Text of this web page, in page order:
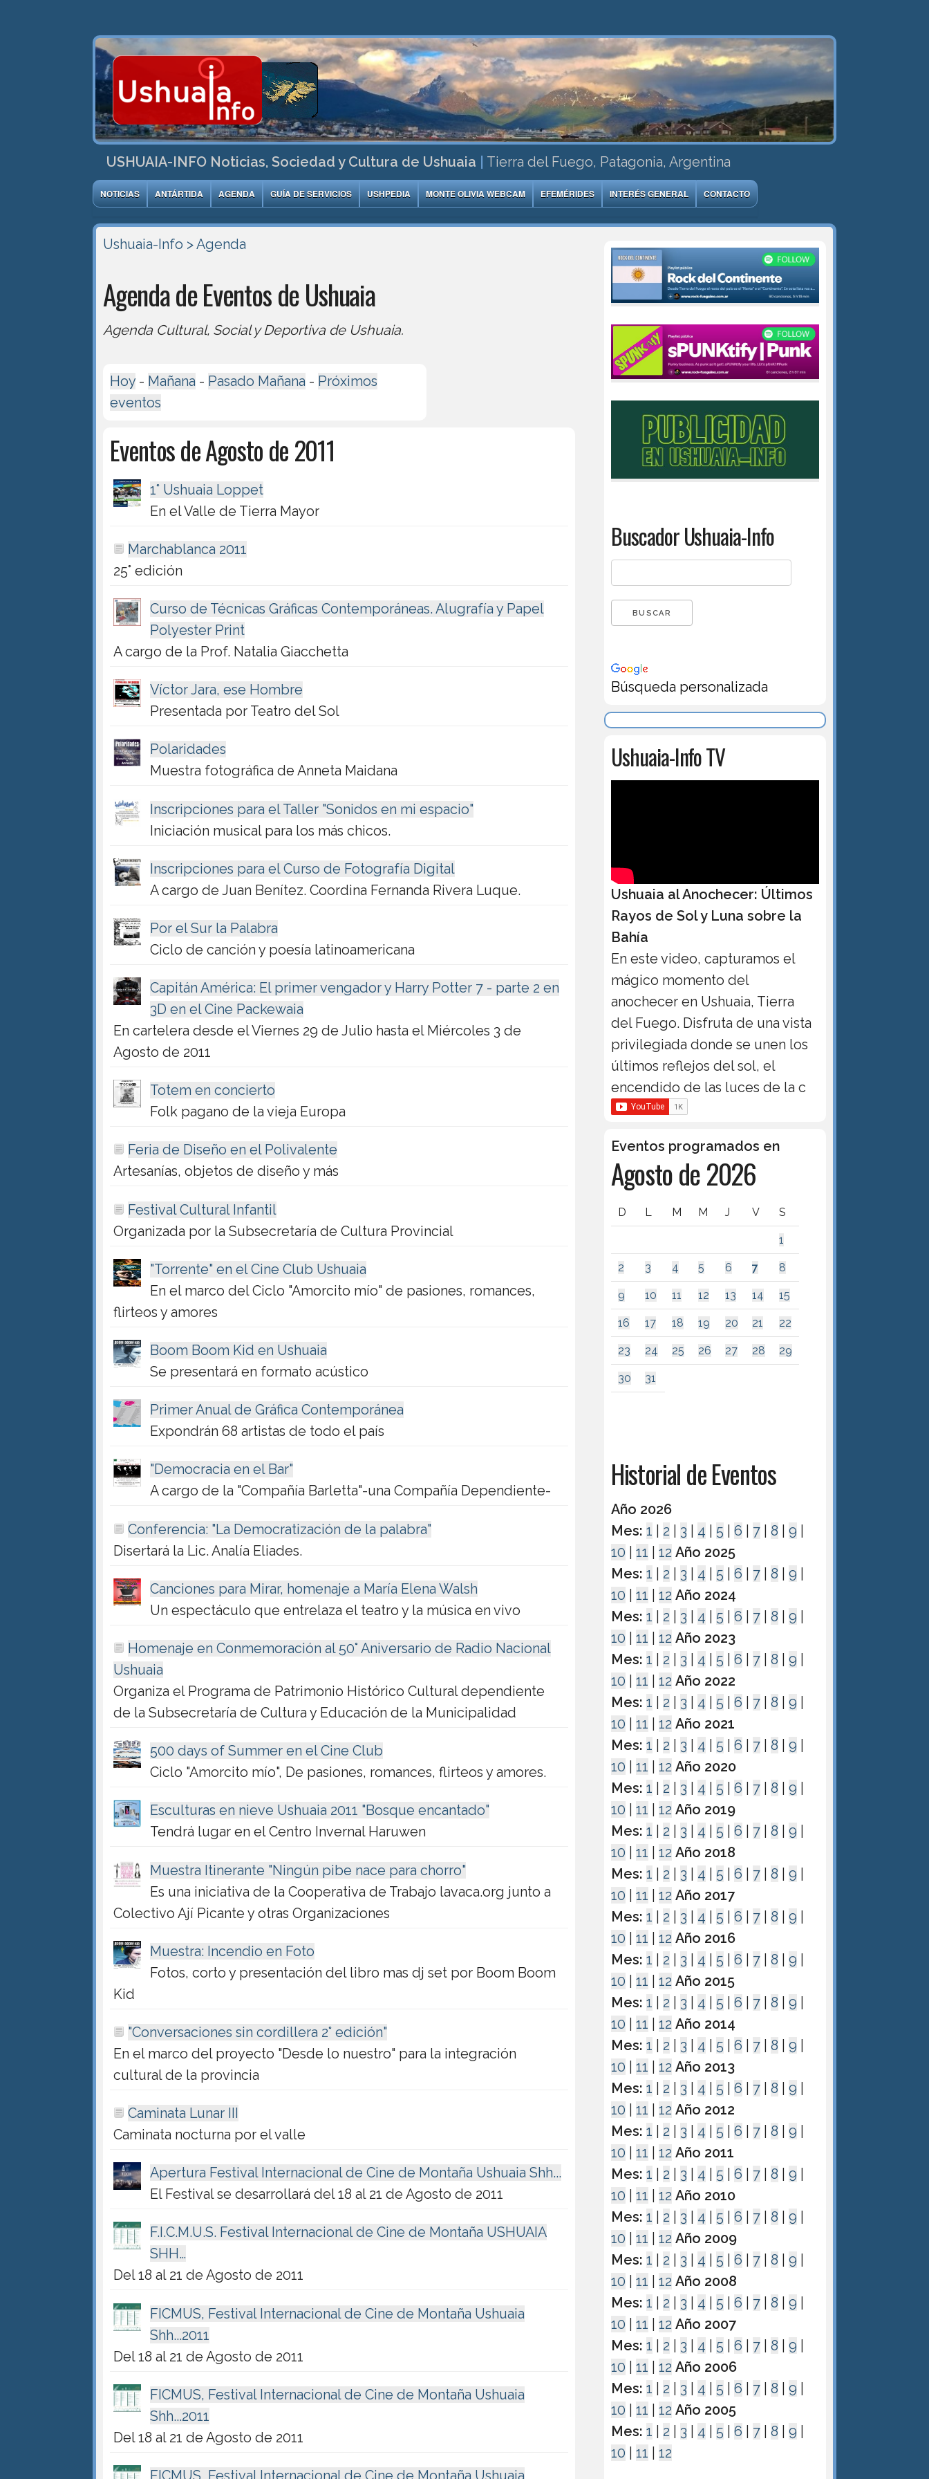
USHUAIA-INFO Noticias, Sociedad y Cultura de Ushuaia Tierra del Fuego, Patagonia, Argentina
NOTICIAS ANTÁRTIDA AGENDA GUÍA DE SERVICIOS USHPEDIA MONTE OLIVIA WEBCAM EFEMÉRIDES INTERÉS GENERAL CONTACTO
Ushuaia-Info > Agenda
Agenda de Eventos de Ushuaia
Agenda Cultural, Social y Deportiva de Ushuaia.
Hoy - Mañana - Pasado Mañana - Próximos
eventos
Eventos de Agosto de 2011
1° Ushuaia Loppet
En el Valle de Tierra Mayor
Marchablanca 2011
25° edición
Curso de Técnicas Gráficas Contemporáneas. Alugrafía y Papel
Polyester Print
A cargo de la Prof. Natalia Giacchetta
Víctor Jara, ese Hombre
Presentada por Teatro del Sol
Polaridades
Muestra fotográfica de Anneta Maidana
Inscripciones para el Taller "Sonidos en mi espacio"
Iniciación musical para los más chicos.
Inscripciones para el Curso de Fotografía Digital
A cargo de Juan Benítez. Coordina Fernanda Rivera Luque.
Por el Sur la Palabra
Ciclo de canción y poesía latinoamericana
Capitán América: El primer vengador y Harry Potter 7 - parte 2 en
3D en el Cine Packewaia
En cartelera desde el Viernes 29 de Julio hasta el Miércoles 3 de
Agosto de 2011
Totem en concierto
Folk pagano de la vieja Europa
Feria de Diseño en el Polivalente
Artesanías, objetos de diseño y más
Festival Cultural Infantil
Organizada por la Subsecretaría de Cultura Provincial
"Torrente" en el Cine Club Ushuaia
En el marco del Ciclo "Amorcito mío" de pasiones, romances,
flirteos y amores
Boom Boom Kid en Ushuaia
Se presentará en formato acústico
Primer Anual de Gráfica Contemporánea
Expondrán 68 artistas de todo el país
"Democracia en el Bar"
A cargo de la "Compañía Barletta"-una Compañía Dependiente-
Conferencia: "La Democratización de la palabra"
Disertará la Lic. Analía Eliades.
Canciones para Mirar, homenaje a María Elena Walsh
Un espectáculo que entrelaza el teatro y la música en vivo
Homenaje en Conmemoración al 50° Aniversario de Radio Nacional
Ushuaia
Organiza el Programa de Patrimonio Histórico Cultural dependiente
de la Subsecretaría de Cultura y Educación de la Municipalidad
500 days of Summer en el Cine Club
Ciclo "Amorcito mío", De pasiones, romances, flirteos y amores.
Esculturas en nieve Ushuaia 2011 "Bosque encantado"
Tendrá lugar en el Centro Invernal Haruwen
Muestra Itinerante "Ningún pibe nace para chorro"
Es una iniciativa de la Cooperativa de Trabajo lavaca.org junto a
Colectivo Ají Picante y otras Organizaciones
Muestra: Incendio en Foto
Fotos, corto y presentación del libro mas dj set por Boom Boom
Kid
"Conversaciones sin cordillera 2° edición"
En el marco del proyecto "Desde lo nuestro" para la integración
cultural de la provincia
Caminata Lunar III
Caminata nocturna por el valle
Apertura Festival Internacional de Cine de Montaña Ushuaia Shh...
El Festival se desarrollará del 18 al 21 de Agosto de 2011
F.I.C.M.U.S. Festival Internacional de Cine de Montaña USHUAIA
SHH…
Del 18 al 21 de Agosto de 2011
FICMUS, Festival Internacional de Cine de Montaña Ushuaia
Shh...2011
Del 18 al 21 de Agosto de 2011
FICMUS, Festival Internacional de Cine de Montaña Ushuaia
Shh...2011
Del 18 al 21 de Agosto de 2011
FICMUS, Festival Internacional de Cine de Montaña Ushuaia
Buscador Ushuaia-Info
Búsqueda personalizada
Ushuaia-Info TV
Ushuaia al Anochecer: Últimos
Rayos de Sol y Luna sobre la
Bahía
En este video, capturamos el
mágico momento del
anochecer en Ushuaia, Tierra
del Fuego. Disfruta de una vista
privilegiada donde se unen los
últimos reflejos del sol, el
encendido de las luces de la c
Eventos programados en
Agosto de 2026
D L M M J V S
1
2 3 4 5 6 7 8
9 10 11 12 13 14 15
16 17 18 19 20 21 22
23 24 25 26 27 28 29
30 31
Historial de Eventos
Año 2026
Mes: 1 2 3 4 5 |6 7 |8 |9
10 |11 |12 Año 2025
Mes: 1 2 3 4 5 |6 7 |8 |9
10 |11 |12 Año 2024
Mes: 1 2 3 4 5 |6 7 |8 |9
10 |11 |12 Año 2023
Mes: 1 2 3 4 5 |6 7 |8 |9
10 |11 |12 Año 2022
Mes: 1 2 3 4 5 |6 7 |8 |9
10 |11 |12 Año 2021
Mes: 1 2 3 4 5 |6 7 |8 |9
10 |11 |12 Año 2020
Mes: 1 2 3 4 5 |6 7 |8 |9
10 |11 |12 Año 2019
Mes: 1 2 3 4 5 |6 7 |8 |9
10 |11 |12 Año 2018
Mes: 1 2 3 4 5 |6 7 |8 |9
10 |11 |12 Año 2017
Mes: 1 2 3 4 5 |6 7 |8 |9
10 |11 |12 Año 2016
Mes: 1 2 3 4 5 |6 7 |8 |9
10 |11 |12 Año 2015
Mes: 1 2 3 4 5 |6 7 |8 |9
10 |11 |12 Año 2014
Mes: 1 2 3 4 5 |6 7 |8 |9
10 |11 |12 Año 2013
Mes: 1 2 3 4 5 |6 7 |8 |9
10 |11 |12 Año 2012
Mes: 1 2 3 4 5 |6 7 |8 |9
10 |11 |12 Año 2011
Mes: 1 2 3 4 5 |6 7 |8 |9
10 |11 |12 Año 2010
Mes: 1 2 3 4 5 |6 7 |8 |9
10 |11 |12 Año 2009
Mes: 1 2 3 4 5 |6 7 |8 |9
10 |11 |12 Año 2008
Mes: 1 2 3 4 5 |6 7 |8 |9
10 |11 |12 Año 2007
Mes: 1 2 3 4 5 |6 7 |8 |9
10 |11 |12 Año 2006
Mes: 1 2 3 4 5 |6 7 |8 |9
10 |11 |12 Año 2005
Mes: 1 2 3 4 5 |6 7 |8 |9
10 |11 |12